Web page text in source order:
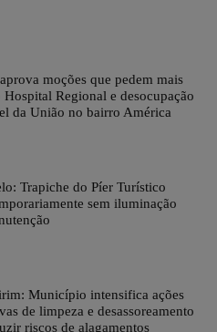
moções que pedem mais
Hospital Regional e desocupação
da União no bairro América
Trapiche do Píer Turístico
sem iluminação
Município intensifica ações
de limpeza e desassoreamento
riscos de alagamentos